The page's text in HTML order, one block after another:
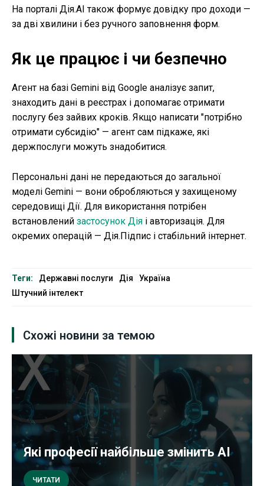
На порталі Дія.AI також формує довідку про доходи —
за дві хвилини і без ручного заповнення форм.
Як це працює і чи безпечно
Агент на базі Gemini від Google аналізує запит,
знаходить дані в реєстрах і допомагає отримати
послугу без зайвих кроків. Якщо написати "потрібно
отримати субсидію" — агент сам підкаже, які
держпослуги можуть знадобитися.
Персональні дані не передаються до загальної
моделі Gemini — вони обробляються у захищеному
середовищі Дії. Для використання потрібен
встановлений застосунок Дія і авторизація. Для
окремих операцій — Дія.Підпис і стабільний інтернет.
Теги: Державні послуги Дія
Україна
Штучний інтелект
Схожі новини за темою
Які професії найбільше змінить AI
ЧИТАТИ